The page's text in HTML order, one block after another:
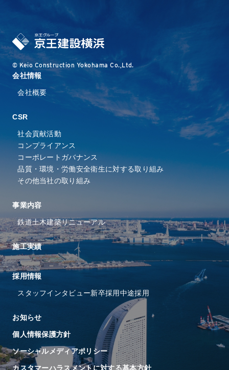
© Keio Construction Yokohama Co.,Ltd.
会社情報
会社概要
CSR
社会貢献活動
コンプライアンス
コーポレートガバナンス
品質・環境・労働安全衛⽣に対する取り組み
その他当社の取り組み
事業内容
鉄道土木建築リニューアル
施工実績
採⽤情報
スタッフインタビュー新卒採用中途採用
お知らせ
個人情報保護方針
ソーシャルメディアポリシー
カスタマーハラスメントに対する基本方針